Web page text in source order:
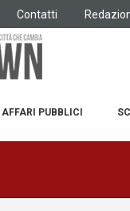
Contatti
AFFARI PUBBLICI